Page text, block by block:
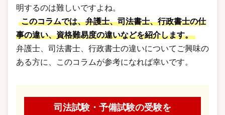
明するのは難しいですよね。
このコラムでは、弁護士、司法書士、行政書士の仕
事の違い、資格難易度の違いなどを紹介します。
弁護士、司法書士、行政書士の違いについてご興味の
ある方に、このコラムが参考になれば幸いです。
司法試験・予備試験の受験を